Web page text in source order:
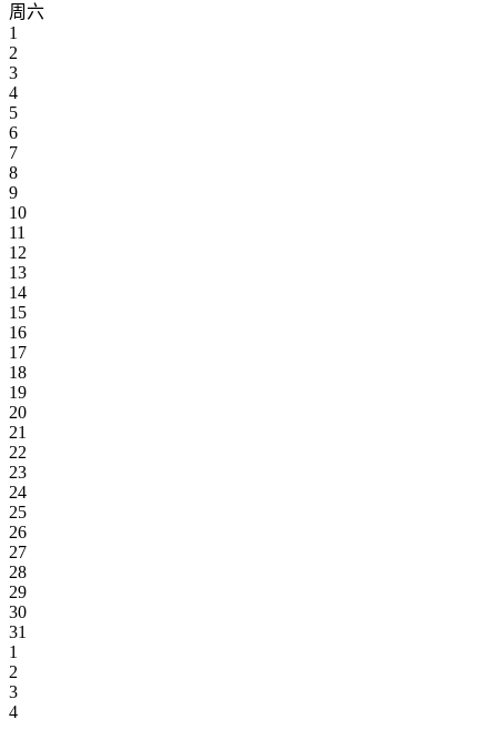
周六
1
2
3
4
5
6
7
8
9
10
11
12
13
14
15
16
17
18
19
20
21
22
23
24
25
26
27
28
29
30
31
1
2
3
4